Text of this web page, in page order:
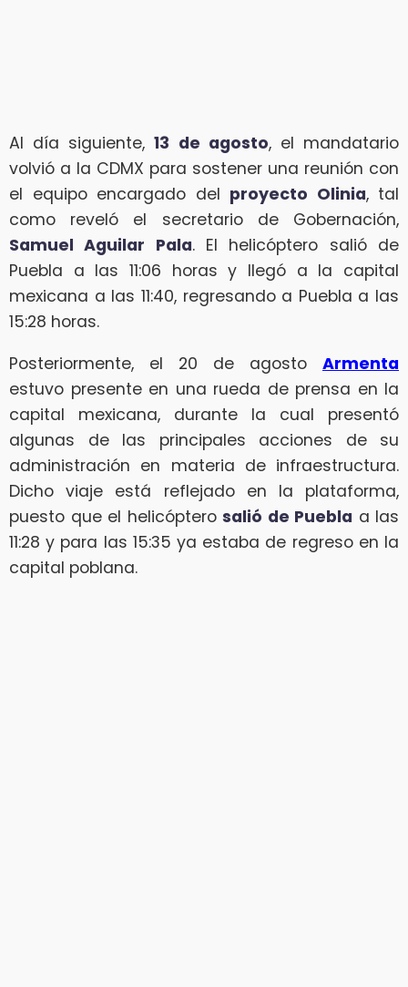
Al día siguiente,13 de agosto, el mandatario
volvió a la CDMX para sostener una reunión con
el equipo encargado del proyecto Olinia, tal
como reveló el secretario de Gobernación,
Samuel Aguilar Pala. El helicóptero salió de
Puebla a las 11:06 horas y llegó a la capital
mexicana a las 11:40, regresando a Puebla a las
15:28 horas.
Posteriormente, el 20 de agosto Armenta
estuvo presente en una rueda de prensa en la
capital mexicana, durante la cual presentó
algunas de las principales acciones de su
administración en materia de infraestructura.
Dicho viaje está reflejado en la plataforma,
puesto que el helicóptero salió de Puebla a las
11:28 y para las 15:35 ya estaba de regreso en la
capital poblana.